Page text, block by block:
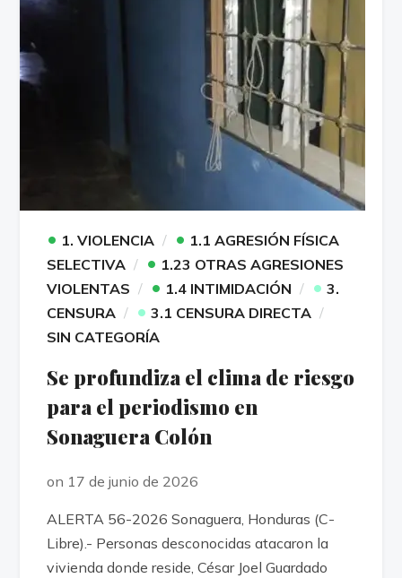
• 1. VIOLENCIA • 1.1 AGRESIÓN FÍSICA
SELECTIVA
• 1.23 OTRAS AGRESIONES
VIOLENTAS
• 1.4 INTIMIDACIÓN • 3.
CENSURA
• 3.1 CENSURA DIRECTA
SIN CATEGORÍA
Se profundiza el clima de riesgo
para el periodismo en
Sonaguera Colón
on 17 de junio de 2026
ALERTA 56-2026 Sonaguera, Honduras (C-
Libre).- Personas desconocidas atacaron la
vivienda donde reside, César Joel Guardado